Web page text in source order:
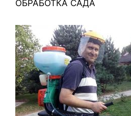
ОБРАБОТКА САДА